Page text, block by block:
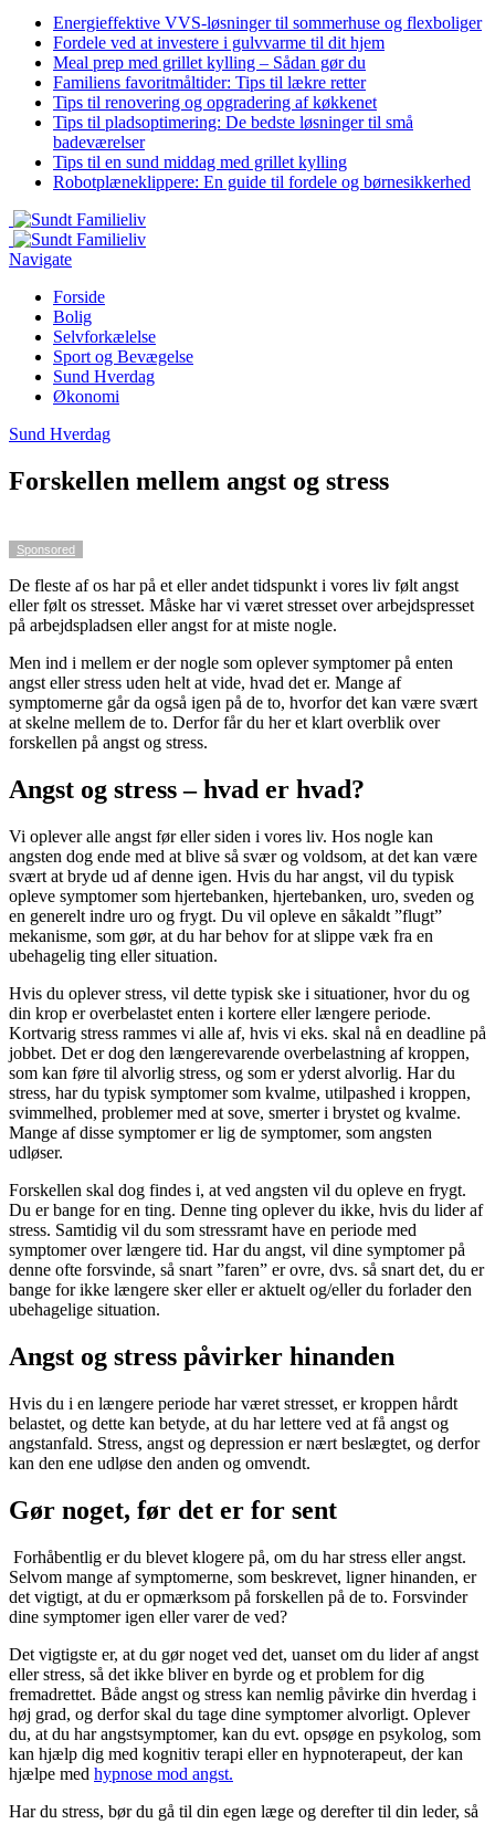
Energieffektive VVS-løsninger til sommerhuse og flexboliger
Fordele ved at investere i gulvvarme til dit hjem
Meal prep med grillet kylling – Sådan gør du
Familiens favoritmåltider: Tips til lækre retter
Tips til renovering og opgradering af køkkenet
Tips til pladsoptimering: De bedste løsninger til små
badeværelser
Tips til en sund middag med grillet kylling
Robotplæneklippere: En guide til fordele og børnesikkerhed
Navigate
Forside
Bolig
Selvforkælelse
Sport og Bevægelse
Sund Hverdag
Økonomi
Sund Hverdag
Forskellen mellem angst og stress
Sponsored
De fleste af os har på et eller andet tidspunkt i vores liv følt angst
eller følt os stresset. Måske har vi været stresset over arbejdspresset
på arbejdspladsen eller angst for at miste nogle.
Men ind i mellem er der nogle som oplever symptomer på enten
angst eller stress uden helt at vide, hvad det er. Mange af
symptomerne går da også igen på de to, hvorfor det kan være svært
at skelne mellem de to. Derfor får du her et klart overblik over
forskellen på angst og stress.
Angst og stress – hvad er hvad?
Vi oplever alle angst før eller siden i vores liv. Hos nogle kan
angsten dog ende med at blive så svær og voldsom, at det kan være
svært at bryde ud af denne igen. Hvis du har angst, vil du typisk
opleve symptomer som hjertebanken, hjertebanken, uro, sveden og
en generelt indre uro og frygt. Du vil opleve en såkaldt ”flugt”
mekanisme, som gør, at du har behov for at slippe væk fra en
ubehagelig ting eller situation.
Hvis du oplever stress, vil dette typisk ske i situationer, hvor du og
din krop er overbelastet enten i kortere eller længere periode.
Kortvarig stress rammes vi alle af, hvis vi eks. skal nå en deadline på
jobbet. Det er dog den længerevarende overbelastning af kroppen,
som kan føre til alvorlig stress, og som er yderst alvorlig. Har du
stress, har du typisk symptomer som kvalme, utilpashed i kroppen,
svimmelhed, problemer med at sove, smerter i brystet og kvalme.
Mange af disse symptomer er lig de symptomer, som angsten
udløser.
Forskellen skal dog findes i, at ved angsten vil du opleve en frygt.
Du er bange for en ting. Denne ting oplever du ikke, hvis du lider af
stress. Samtidig vil du som stressramt have en periode med
symptomer over længere tid. Har du angst, vil dine symptomer på
denne ofte forsvinde, så snart ”faren” er ovre, dvs. så snart det, du er
bange for ikke længere sker eller er aktuelt og/eller du forlader den
ubehagelige situation.
Angst og stress påvirker hinanden
Hvis du i en længere periode har været stresset, er kroppen hårdt
belastet, og dette kan betyde, at du har lettere ved at få angst og
angstanfald. Stress, angst og depression er nært beslægtet, og derfor
kan den ene udløse den anden og omvendt.
Gør noget, før det er for sent
Forhåbentlig er du blevet klogere på, om du har stress eller angst.
Selvom mange af symptomerne, som beskrevet, ligner hinanden, er
det vigtigt, at du er opmærksom på forskellen på de to. Forsvinder
dine symptomer igen eller varer de ved?
Det vigtigste er, at du gør noget ved det, uanset om du lider af angst
eller stress, så det ikke bliver en byrde og et problem for dig
fremadrettet. Både angst og stress kan nemlig påvirke din hverdag i
høj grad, og derfor skal du tage dine symptomer alvorligt. Oplever
du, at du har angstsymptomer, kan du evt. opsøge en psykolog, som
kan hjælp dig med kognitiv terapi eller en hypnoterapeut, der kan
hjælpe med hypnose mod angst.
Har du stress, bør du gå til din egen læge og derefter til din leder, så